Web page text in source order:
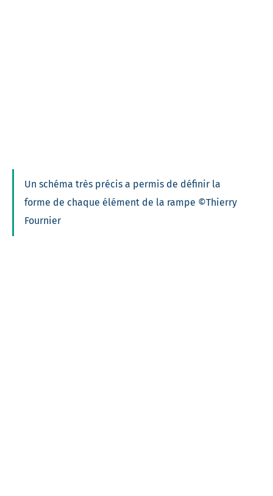
Un schéma très précis a permis de définir la
forme de chaque élément de la rampe ©Thierry
Fournier